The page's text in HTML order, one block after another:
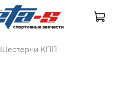
Шестерни КПП